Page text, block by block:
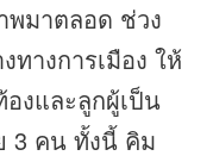
มาตลอด ช่วง
างการเมือง ให้
งและลูกผู้เป็น
3 คน ทั้งนี้ คิม